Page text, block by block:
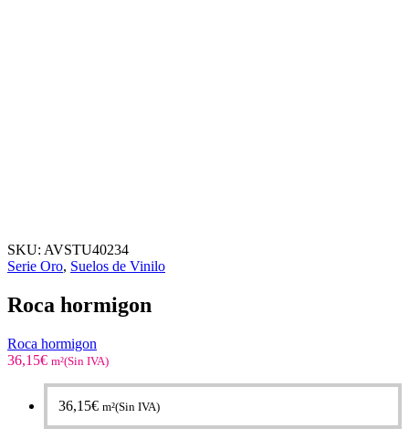
SKU: AVSTU40234
Serie Oro, Suelos de Vinilo
Roca hormigon
Roca hormigon
36,15€ m²(Sin IVA)
36,15€ m²(Sin IVA)